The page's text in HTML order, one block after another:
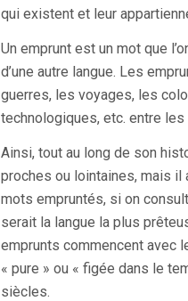
qui existent et leur
Un emprunt est un mot que
d’une autre langue. Les
guerres, les voyages, les
technologiques, etc. entre les
Ainsi, tout au long de son
proches ou lointaines, mais
mots empruntés, si on
serait la langue la plus
emprunts commencent avec
« pure » ou « figée dans le
siècles.